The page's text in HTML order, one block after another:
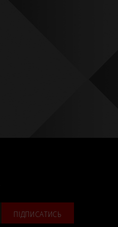
ПІДПИСАТИСЬ